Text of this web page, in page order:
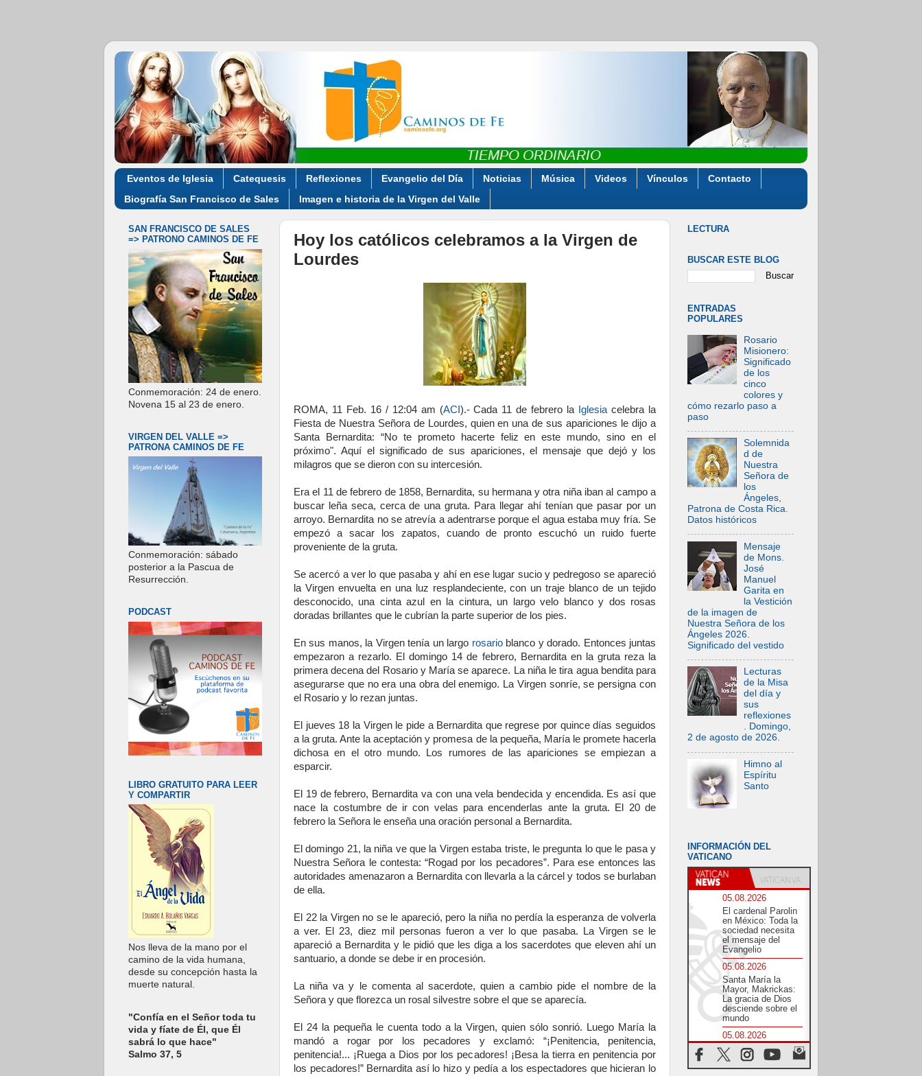
Eventos de Iglesia Catequesis Reflexiones Evangelio del Día Noticias Música Videos Vínculos
Contacto
Biografía San Francisco de Sales
Imagen e historia de la Virgen del Valle
Hoy los católicos celebramos a la Virgen de
Lourdes
ROMA, 11 Feb. 16 / 12:04 am (ACI ).- Cada 11 de febrero la Iglesia celebra la
Fiesta de Nuestra Señora de Lourdes, quien en una de sus apariciones le dijo a
Santa Bernardita: “No te prometo hacerte feliz en este mundo, sino en el
próximo". Aquí el significado de sus apariciones, el mensaje que dejó y los
milagros que se dieron con su intercesión.
Era el 11 de febrero de 1858, Bernardita, su hermana y otra niña iban al campo a
buscar leña seca, cerca de una gruta. Para llegar ahí tenían que pasar por un
arroyo. Bernardita no se atrevía a adentrarse porque el agua estaba muy fría. Se
empezó a sacar los zapatos, cuando de pronto escuchó un ruido fuerte
proveniente de la gruta.
Se acercó a ver lo que pasaba y ahí en ese lugar sucio y pedregoso se apareció
la Virgen envuelta en una luz resplandeciente, con un traje blanco de un tejido
desconocido, una cinta azul en la cintura, un largo velo blanco y dos rosas
doradas brillantes que le cubrían la parte superior de los pies.
En sus manos, la Virgen tenía un largo rosarioblanco y dorado. Entonces juntas
empezaron a rezarlo. El domingo 14 de febrero, Bernardita en la gruta reza la
primera decena del Rosario y María se aparece. La niña le tira agua bendita para
asegurarse que no era una obra del enemigo. La Virgen sonríe, se persigna con
el Rosario y lo rezan juntas.
El jueves 18 la Virgen le pide a Bernardita que regrese por quince días seguidos
a la gruta. Ante la aceptación y promesa de la pequeña, María le promete hacerla
dichosa en el otro mundo. Los rumores de las apariciones se empiezan a
esparcir.
El 19 de febrero, Bernardita va con una vela bendecida y encendida. Es así que
nace la costumbre de ir con velas para encenderlas ante la gruta. El 20 de
febrero la Señora le enseña una oración personal a Bernardita.
El domingo 21, la niña ve que la Virgen estaba triste, le pregunta lo que le pasa y
Nuestra Señora le contesta: “Rogad por los pecadores”. Para ese entonces las
autoridades amenazaron a Bernardita con llevarla a la cárcel y todos se burlaban
de ella.
El 22 la Virgen no se le apareció, pero la niña no perdía la esperanza de volverla
a ver. El 23, diez mil personas fueron a ver lo que pasaba. La Virgen se le
apareció a Bernardita y le pidió que les diga a los sacerdotes que eleven ahí un
santuario, a donde se debe ir en procesión.
La niña va y le comenta al sacerdote, quien a cambio pide el nombre de la
Señora y que florezca un rosal silvestre sobre el que se aparecía.
El 24 la pequeña le cuenta todo a la Virgen, quien sólo sonrió. Luego María la
mandó a rogar por los pecadores y exclamó: “¡Penitencia, penitencia,
penitencia!... ¡Ruega a Dios por los pecadores! ¡Besa la tierra en penitencia por
los pecadores!” Bernardita así lo hizo y pedía a los espectadores que hicieran lo
SAN FRANCISCO DE SALES
=> PATRONO CAMINOS DE FE
Conmemoración: 24 de enero.
Novena 15 al 23 de enero.
VIRGEN DEL VALLE =>
PATRONA CAMINOS DE FE
Conmemoración: sábado
posterior a la Pascua de
Resurrección.
PODCAST
LIBRO GRATUITO PARA LEER
Y COMPARTIR
Nos lleva de la mano por el
camino de la vida humana,
desde su concepción hasta la
muerte natural.
"Confía en el Señor toda tu
vida y fíate de Él, que Él
sabrá lo que hace"
Salmo 37, 5
LECTURA
BUSCAR ESTE BLOG
ENTRADAS
POPULARES
Rosario
Misionero:
Significado
de los
cinco
colores y
cómo rezarlo paso a
paso
Solemnida
d de
Nuestra
Señora de
los
Ángeles,
Patrona de Costa Rica.
Datos históricos
Mensaje
de Mons.
José
Manuel
Garita en
la Vestición
de la imagen de
Nuestra Señora de los
Ángeles 2026.
Significado del vestido
Lecturas
de la Misa
del día y
sus
reflexiones
. Domingo,
2 de agosto de 2026.
Himno al
Espíritu
Santo
INFORMACIÓN DEL
VATICANO
05.08.2026
El cardenal Parolin
en México: Toda la
sociedad necesita
el mensaje del
Evangelio
05.08.2026
Santa María la
Mayor, Makrickas:
La gracia de Dios
desciende sobre el
mundo
05.08.2026
Cristianos y
confucianos:
Respeto y sabiduría